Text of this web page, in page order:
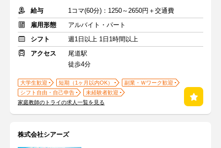
給与
1コマ(60分)：1250～2650円＋交通費
雇用形態
アルバイト・パート
シフト
週1日以上 1日1時間以上
アクセス
尾道駅
徒歩4分
大学生歓迎 短期（1ヶ月以内OK）
副業・Ｗワーク歓迎
シフト自由・自己申告
未経験者歓迎
家庭教師のトライの求人一覧を見る
株式会社シアーズ